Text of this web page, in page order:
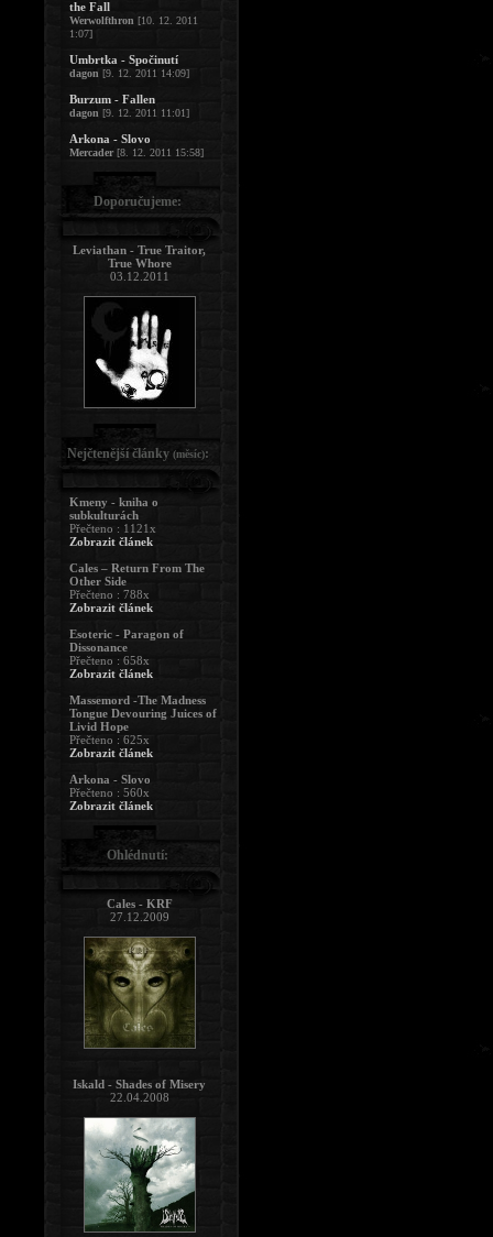
the Fall
Werwolfthron [10. 12. 2011
1:07]
Umbrtka - Spočinutí
dagon [9. 12. 2011 14:09]
Burzum - Fallen
dagon [9. 12. 2011 11:01]
Arkona - Slovo
Mercader[8. 12. 2011 15:58]
Doporučujeme:
Leviathan - True Traitor,
True Whore
03.12.2011
Nejčtenější články (měsíc):
Kmeny - kniha o
subkulturách
Přečteno : 1121x
Zobrazit článek
Cales – Return From The
Other Side
Přečteno : 788x
Zobrazit článek
Esoteric - Paragon of
Dissonance
Přečteno : 658x
Zobrazit článek
Massemord -The Madness
Tongue Devouring Juices of
Livid Hope
Přečteno : 625x
Zobrazit článek
Arkona - Slovo
Přečteno : 560x
Zobrazit článek
Ohlédnutí:
Cales - KRF
27.12.2009
Iskald - Shades of Misery
22.04.2008